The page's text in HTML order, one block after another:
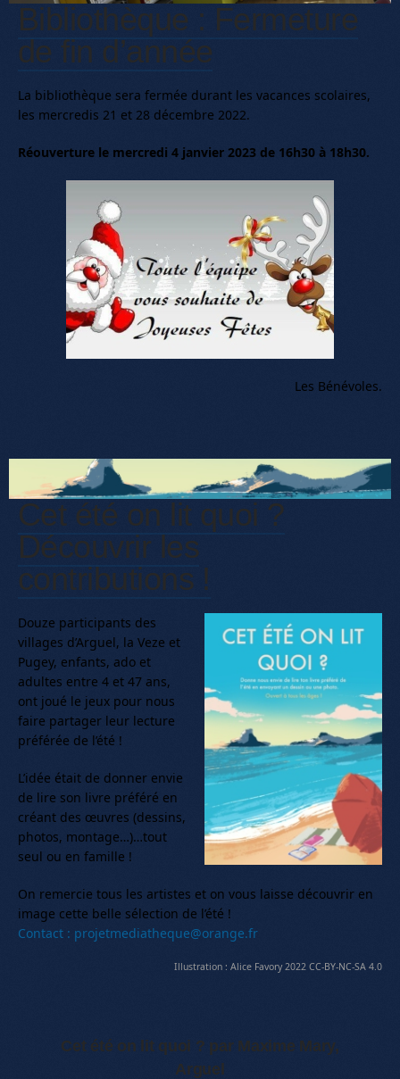
Bibliothèque : Fermeture
de fin d’année
La bibliothèque sera fermée durant les vacances scolaires,
les mercredis 21 et 28 décembre 2022.
Réouverture le mercredi 4 janvier 2023 de 16h30 à 18h30.
Les Bénévoles.
Cet été on lit quoi ?
Découvrir les
contributions !
Douze participants des
villages d’Arguel, la Veze et
Pugey, enfants, ado et
adultes entre 4 et 47 ans,
ont joué le jeux pour nous
faire partager leur lecture
préférée de l’été !
L’idée était de donner envie
de lire son livre préféré en
créant des œuvres (dessins,
photos, montage…)…tout
seul ou en famille !
On remercie tous les artistes et on vous laisse découvrir en
image cette belle sélection de l’été !
Contact : projetmediatheque@orange.fr
Illustration : Alice Favory 2022 CC-BY-NC-SA 4.0
Cet été on lit quoi ? par Maxime Mary,
Arguel